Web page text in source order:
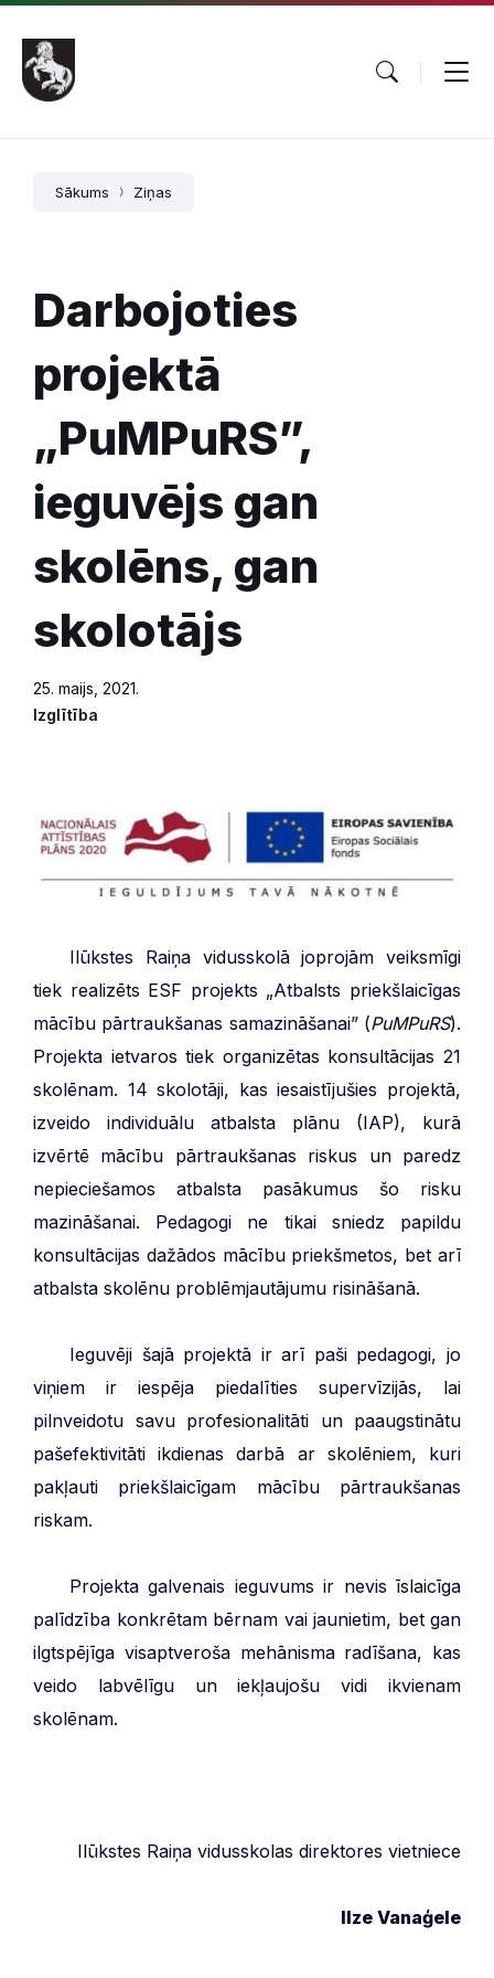
Pāriet
saturu
Skip
main
navigation
Skip
footer
Sākums Ziņas
Darbojoties
projektā
„PuMPuRS”,
ieguvējs gan
skolēns, gan
skolotājs
25. maijs, 2021.
Izglītība
Ilūkstes Raiņa vidusskolā joprojām veiksmīgi
tiek realizēts ESF projekts „Atbalsts priekšlaicīgas
mācību pārtraukšanas samazināšanai” (PuMPuRS).
Projekta ietvaros tiek organizētas konsultācijas 21
skolēnam. 14 skolotāji, kas iesaistījušies projektā,
izveido individuālu atbalsta plānu (IAP), kurā
izvērtē mācību pārtraukšanas riskus un paredz
nepieciešamos atbalsta pasākumus šo risku
mazināšanai. Pedagogi ne tikai sniedz papildu
konsultācijas dažādos mācību priekšmetos, bet arī
atbalsta skolēnu problēmjautājumu risināšanā.
Ieguvēji šajā projektā ir arī paši pedagogi, jo
viņiem ir iespēja piedalīties supervīzijās, lai
pilnveidotu savu profesionalitāti un paaugstinātu
pašefektivitāti ikdienas darbā ar skolēniem, kuri
pakļauti priekšlaicīgam mācību pārtraukšanas
riskam.
Projekta galvenais ieguvums ir nevis īslaicīga
palīdzība konkrētam bērnam vai jaunietim, bet gan
ilgtspējīga visaptveroša mehānisma radīšana, kas
veido labvēlīgu un iekļaujošu vidi ikvienam
skolēnam.
Ilūkstes Raiņa vidusskolas direktores vietniece
Ilze Vanaģele